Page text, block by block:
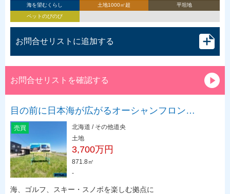
海を望むくらし 土地1000㎡超
平坦地
ペットのびのび
お問合せリストに追加する
お問合せリストを確認する
目の前に日本海が広がるオーシャンフロン…
売買
北海道 / その他道央
土地
3,700万円
871.8㎡
-
海、ゴルフ、スキー・スノボを楽しむ拠点に